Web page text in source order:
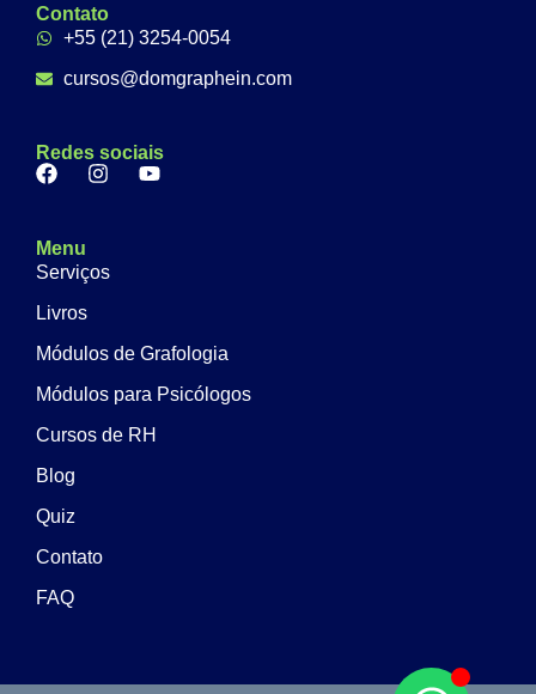
Contato
+55 (21) 3254-0054
cursos@domgraphein.com
Redes sociais
Menu
Serviços
Livros
Módulos de Grafologia
Módulos para Psicólogos
Cursos de RH
Blog
Quiz
Contato
FAQ